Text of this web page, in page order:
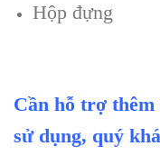
Hộp đựng
Cần hỗ trợ
sử dụng, quý